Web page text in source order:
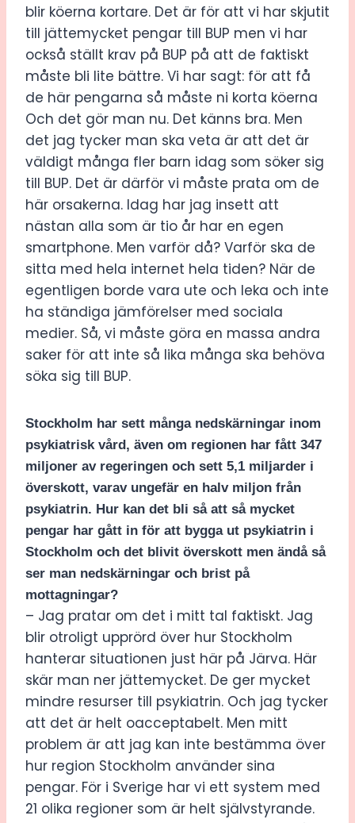
blir köerna kortare. Det är för att vi har skjutit
till jättemycket pengar till BUP men vi har
också ställt krav på BUP på att de faktiskt
måste bli lite bättre. Vi har sagt: för att få
de här pengarna så måste ni korta köerna
Och det gör man nu. Det känns bra. Men
det jag tycker man ska veta är att det är
väldigt många fler barn idag som söker sig
till BUP. Det är därför vi måste prata om de
här orsakerna. Idag har jag insett att
nästan alla som är tio år har en egen
smartphone. Men varför då? Varför ska de
sitta med hela internet hela tiden? När de
egentligen borde vara ute och leka och inte
ha ständiga jämförelser med sociala
medier. Så, vi måste göra en massa andra
saker för att inte så lika många ska behöva
söka sig till BUP.
Stockholm har sett många nedskärningar inom
psykiatrisk vård, även om regionen har fått 347
miljoner av regeringen och sett 5,1 miljarder i
överskott, varav ungefär en halv miljon från
psykiatrin. Hur kan det bli så att så mycket
pengar har gått in för att bygga ut psykiatrin i
Stockholm och det blivit överskott men ändå så
ser man nedskärningar och brist på
mottagningar?
– Jag pratar om det i mitt tal faktiskt. Jag
blir otroligt upprörd över hur Stockholm
hanterar situationen just här på Järva. Här
skär man ner jättemycket. De ger mycket
mindre resurser till psykiatrin. Och jag tycker
att det är helt oacceptabelt. Men mitt
problem är att jag kan inte bestämma över
hur region Stockholm använder sina
pengar. För i Sverige har vi ett system med
21 olika regioner som är helt självstyrande.